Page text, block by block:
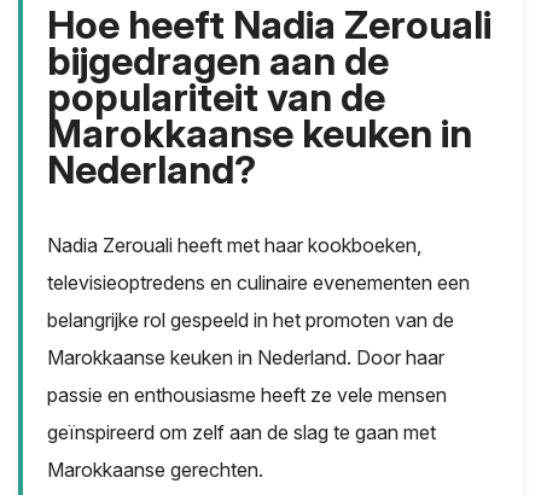
Hoe heeft Nadia Zerouali
bijgedragen aan de
populariteit van de
Marokkaanse keuken in
Nederland?
Nadia Zerouali heeft met haar kookboeken,
televisieoptredens en culinaire evenementen een
belangrijke rol gespeeld in het promoten van de
Marokkaanse keuken in Nederland. Door haar
passie en enthousiasme heeft ze vele mensen
geïnspireerd om zelf aan de slag te gaan met
Marokkaanse gerechten.